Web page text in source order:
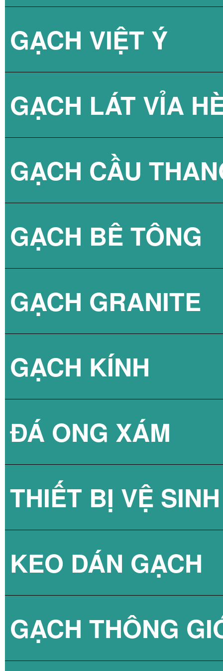
BÌNH NÓNG
GẠCH VIỆT Ý
GẠCH LÁT VỈA
GẠCH BLOCK
GẠCH LÁT VỈA
GẠCH CẦU
GẠCH BÊ TÔNG
GẠCH 3D BÊ
GẠCH GRANITE
GẠCH KÍNH
GẠCH KÍNH
GẠCH KÍNH
GẠCH KÍNH
ĐÁ ONG XÁM
THIẾT BỊ VỆ SINH
SEN TẮM
VÒI CHẬU
KEO DÁN GẠCH
KEO DÁN
GẠCH THÔNG